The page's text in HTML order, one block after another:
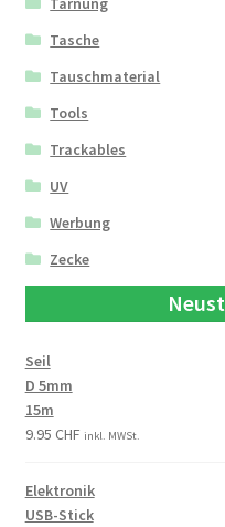
Tasche
Tauschmaterial
Tools
Trackables
UV
Werbung
Zecke
Seil
D 5mm
15m
9.95 CHF inkl. MWSt.
Elektronik
USB-Stick